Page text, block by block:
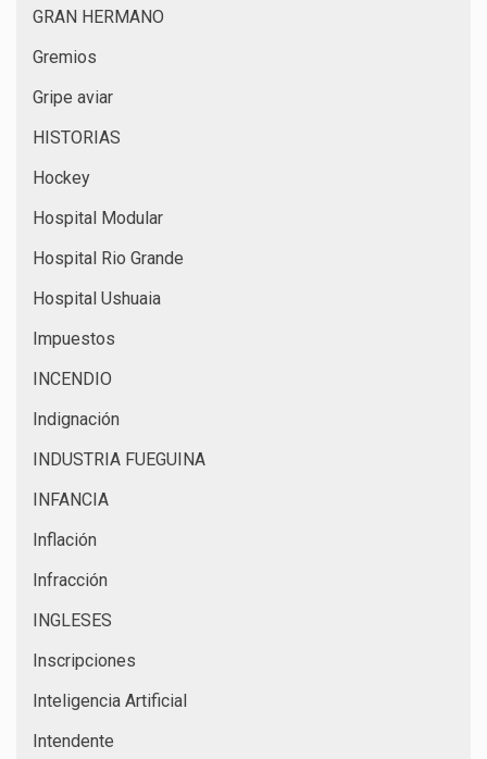
GRAN HERMANO
Gremios
Gripe aviar
HISTORIAS
Hockey
Hospital Modular
Hospital Rio Grande
Hospital Ushuaia
Impuestos
INCENDIO
Indignación
INDUSTRIA FUEGUINA
INFANCIA
Inflación
Infracción
INGLESES
Inscripciones
Inteligencia Artificial
Intendente